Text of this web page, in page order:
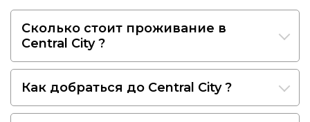
Сколько стоит проживание в
Central City ?
Как добраться до Central City ?